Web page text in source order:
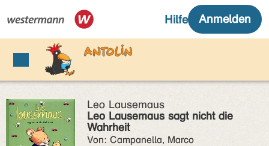
Leo Lausemaus
Leo Lausemaus sagt nicht die
Wahrheit
Von: Campanella, Marco